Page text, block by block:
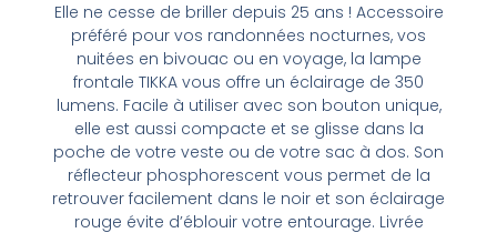
Elle ne cesse de briller depuis 25 ans ! Accessoire
préféré pour vos randonnées nocturnes, vos
nuitées en bivouac ou en voyage, la lampe
frontale TIKKA vous offre un éclairage de 350
lumens. Facile à utiliser avec son bouton unique,
elle est aussi compacte et se glisse dans la
poche de votre veste ou de votre sac à dos. Son
réflecteur phosphorescent vous permet de la
retrouver facilement dans le noir et son éclairage
rouge évite d’éblouir votre entourage. Livrée